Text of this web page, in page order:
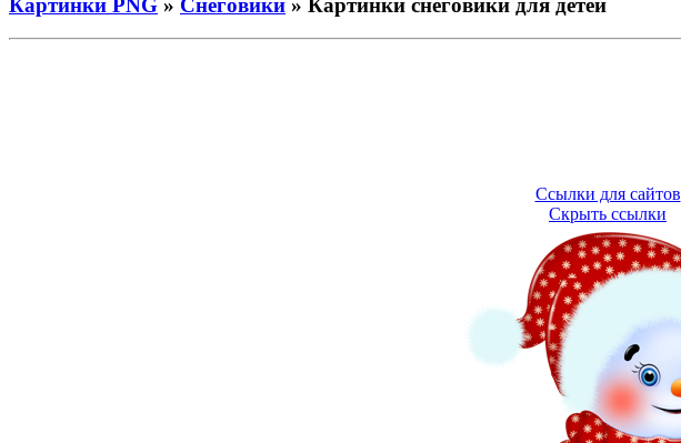
Картинки PNG » Снеговики » Картинки снеговики для детей
Ссылки для сайтов
Скрыть ссылки